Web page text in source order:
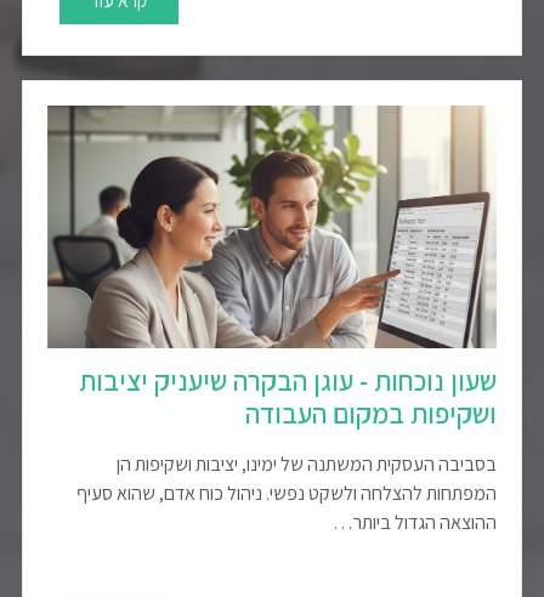
שעון נוכחות - עוגן הבקרה שיעניק יציבות
ושקיפות במקום העבודה
בסביבה העסקית המשתנה של ימינו, יציבות ושקיפות הן
המפתחות להצלחה ולשקט נפשי. ניהול כוח אדם, שהוא סעיף
ההוצאה הגדול ביותר…